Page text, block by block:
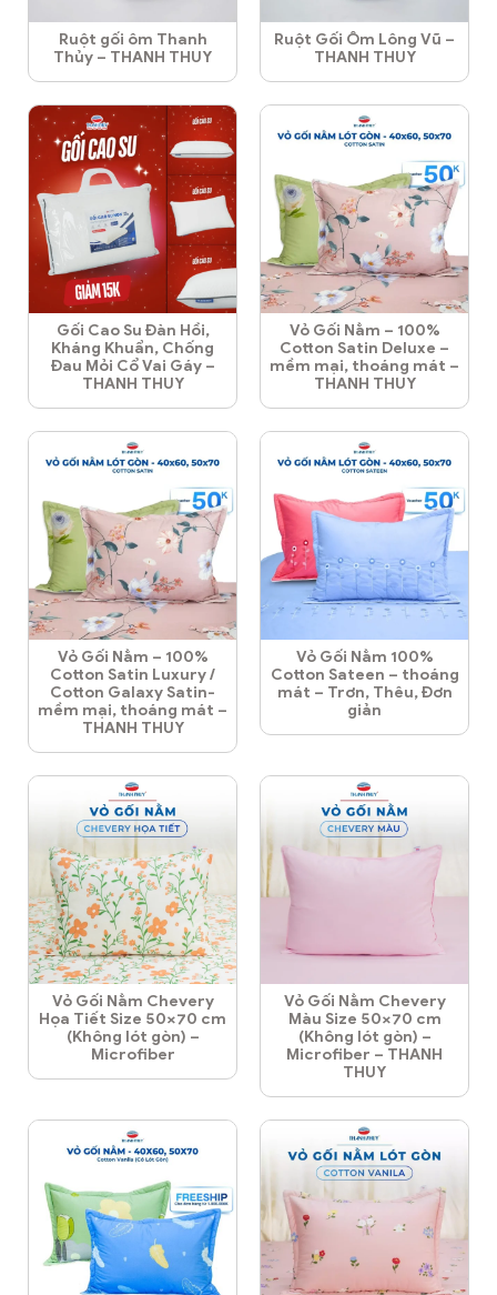
Ruột gối ôm Thanh
Thủy – THANH THUY
Ruột Gối Ôm Lông Vũ –
THANH THUY
Gối Cao Su Đàn Hồi,
Kháng Khuẩn, Chống
Đau Mỏi Cổ Vai Gáy –
THANH THUY
Vỏ Gối Nằm – 100%
Cotton Satin Deluxe –
mềm mại, thoáng mát –
THANH THUY
Vỏ Gối Nằm – 100%
Cotton Satin Luxury /
Cotton Galaxy Satin-
mềm mại, thoáng mát –
THANH THUY
Vỏ Gối Nằm 100%
Cotton Sateen – thoáng
mát – Trơn, Thêu, Đơn
giản
Vỏ Gối Nằm Chevery
Họa Tiết Size 50×70 cm
(Không lót gòn) –
Microfiber
Vỏ Gối Nằm Chevery
Màu Size 50×70 cm
(Không lót gòn) –
Microfiber – THANH
THUY